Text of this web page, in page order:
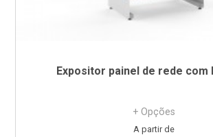
Expositor painel de rede com
+ Opções
Preço
A partir de